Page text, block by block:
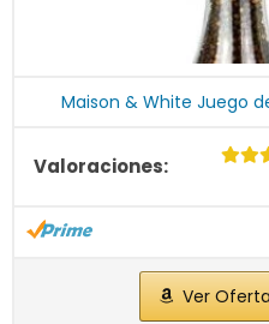
Maison & White Juego
Ver